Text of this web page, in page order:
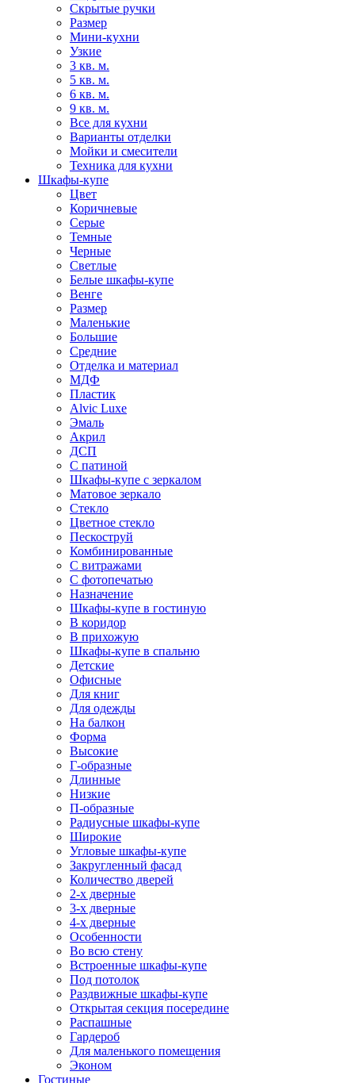
Скрытые ручки
Размер
Мини-кухни
Узкие
3 кв. м.
5 кв. м.
6 кв. м.
9 кв. м.
Все для кухни
Варианты отделки
Мойки и смесители
Техника для кухни
Шкафы-купе
Цвет
Коричневые
Серые
Темные
Черные
Светлые
Белые шкафы-купе
Венге
Размер
Маленькие
Большие
Средние
Отделка и материал
МДФ
Пластик
Alvic Luxe
Эмаль
Акрил
ДСП
С патиной
Шкафы-купе с зеркалом
Матовое зеркало
Стекло
Цветное стекло
Пескоструй
Комбинированные
С витражами
С фотопечатью
Назначение
Шкафы-купе в гостиную
В коридор
В прихожую
Шкафы-купе в спальню
Детские
Офисные
Для книг
Для одежды
На балкон
Форма
Высокие
Г-образные
Длинные
Низкие
П-образные
Радиусные шкафы-купе
Широкие
Угловые шкафы-купе
Закругленный фасад
Количество дверей
2-х дверные
3-х дверные
4-х дверные
Особенности
Во всю стену
Встроенные шкафы-купе
Под потолок
Раздвижные шкафы-купе
Открытая секция посередине
Распашные
Гардероб
Для маленького помещения
Эконом
Гостиные